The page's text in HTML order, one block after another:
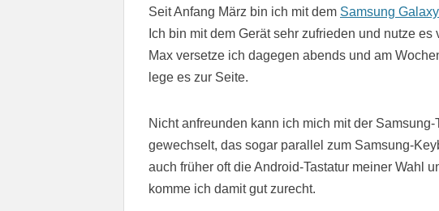
Seit Anfang März bin ich mit dem Samsung
Ich bin mit dem Gerät sehr zufrieden und nutze
Max versetze ich dagegen abends und am
lege es zur Seite.
Nicht anfreunden kann ich mich mit der
gewechselt, das sogar parallel zum Samsung-
auch früher oft die Android-Tastatur meiner Wahl
komme ich damit gut zurecht.